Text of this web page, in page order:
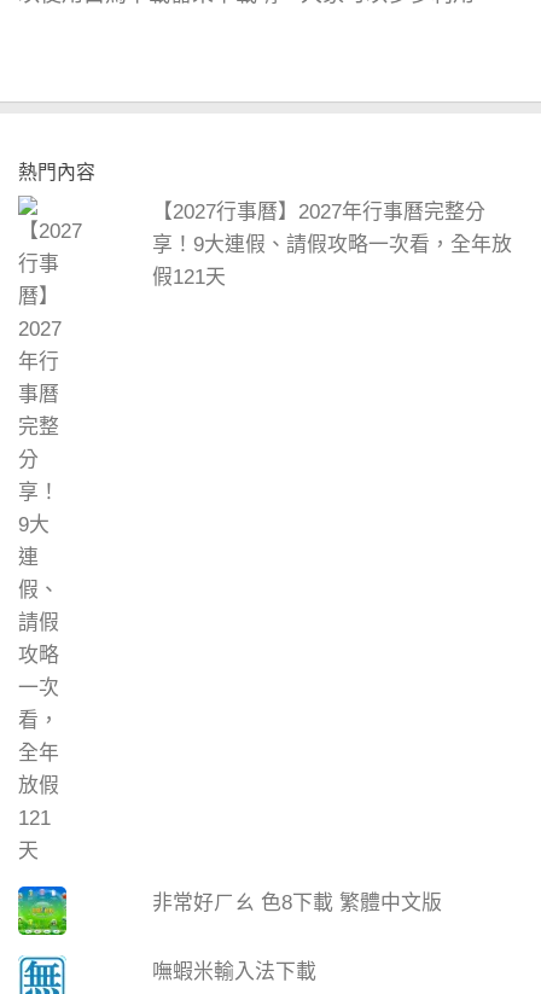
熱門內容
【2027行事曆】2027年行事曆完整分
享！9大連假、請假攻略一次看，全年放
假121天
非常好ㄏㄠ 色8下載 繁體中文版
嘸蝦米輸入法下載